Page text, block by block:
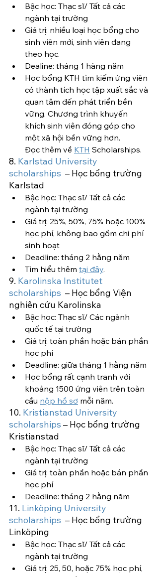
Bậc học: Thạc sĩ/ Tất cả các
ngành tại trường
Giá trị: nhiều loại học bổng cho
sinh viên mới, sinh viên đang
theo học.
Dealine: tháng 1 hàng năm
Học bổng KTH tìm kiếm ứng viên
có thành tích học tập xuất sắc và
quan tâm đến phát triển bền
vững. Chương trình khuyến
khích sinh viên đóng góp cho
một xã hội bền vững hơn.
Đọc thêm về KTH Scholarships.
8. Karlstad University
scholarships – Học bổng trường
Karlstad
Bậc học: Thạc sĩ/ Tất cả các
ngành tại trường
Giá trị: 25%, 50%, 75% hoặc 100%
học phí, không bao gồm chi phí
sinh hoạt
Deadline: tháng 2 hằng năm
Tìm hiểu thêm tại đây.
9. Karolinska Institutet
scholarships – Học bổng Viện
nghiên cứu Karolinska
Bậc học: Thạc sĩ/ Các ngành
quốc tế tại trường
Giá trị: toàn phần hoặc bán phần
học phí
Deadline: giữa tháng 1 hằng năm
Học bổng rất cạnh tranh với
khoảng 1500 ứng viên trên toàn
cầu nộp hồ sơ mỗi năm.
10. Kristianstad University
scholarships – Học bổng trường
Kristianstad
Bậc học: Thạc sĩ/ Tất cả các
ngành tại trường
Giá trị: toàn phần hoặc bán phần
học phí
Deadline: tháng 2 hằng năm
11. Linköping University
scholarships – Học bổng trường
Linköping
Bậc học: Thạc sĩ/ Tất cả các
ngành tại trường
Giá trị: 25, 50, hoặc 75% học phí,